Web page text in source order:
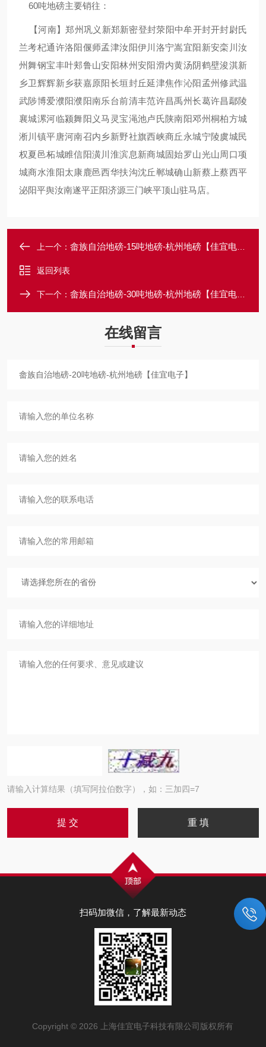
60吨地磅主要销往：
【河南】郑州巩义新郑新密登封荥阳中牟开封开封尉氏
兰考杞通许洛阳偃师孟津汝阳伊川洛宁嵩宜阳新安栾川汝
州舞钢宝丰叶郏鲁山安阳林州安阳滑内黄汤阴鹤壁浚淇新
乡卫辉辉新乡获嘉原阳长垣封丘延津焦作沁阳孟州修武温
武陟博爱濮阳濮阳南乐台前清丰范许昌禹州长葛许昌鄢陵
襄城漯河临颍舞阳义马灵宝渑池卢氏陕南阳邓州桐柏方城
淅川镇平唐河南召内乡新野社旗西峡商丘永城宁陵虞城民
权夏邑柘城睢信阳潢川淮滨息新商城固始罗山光山周口项
城商水淮阳太康鹿邑西华扶沟沈丘郸城确山新蔡上蔡西平
泌阳平舆汝南遂平正阳济源三门峡平顶山驻马店。
上一个： 畲族自治地磅-15吨地磅-杭州地磅【佳宜电子】
返回列表
下一个： 畲族自治地磅-30吨地磅-杭州地磅【佳宜电子】
在线留言
请输入计算结果（填写阿拉伯数字），如：三加四=7
扫码加微信，了解最新动态
Copyright © 2026 上海佳宜电子科技有限公司版权所有